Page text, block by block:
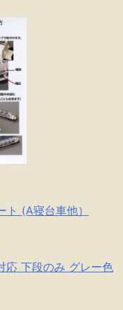
(A寝台車他）
応 下段のみ グレー色